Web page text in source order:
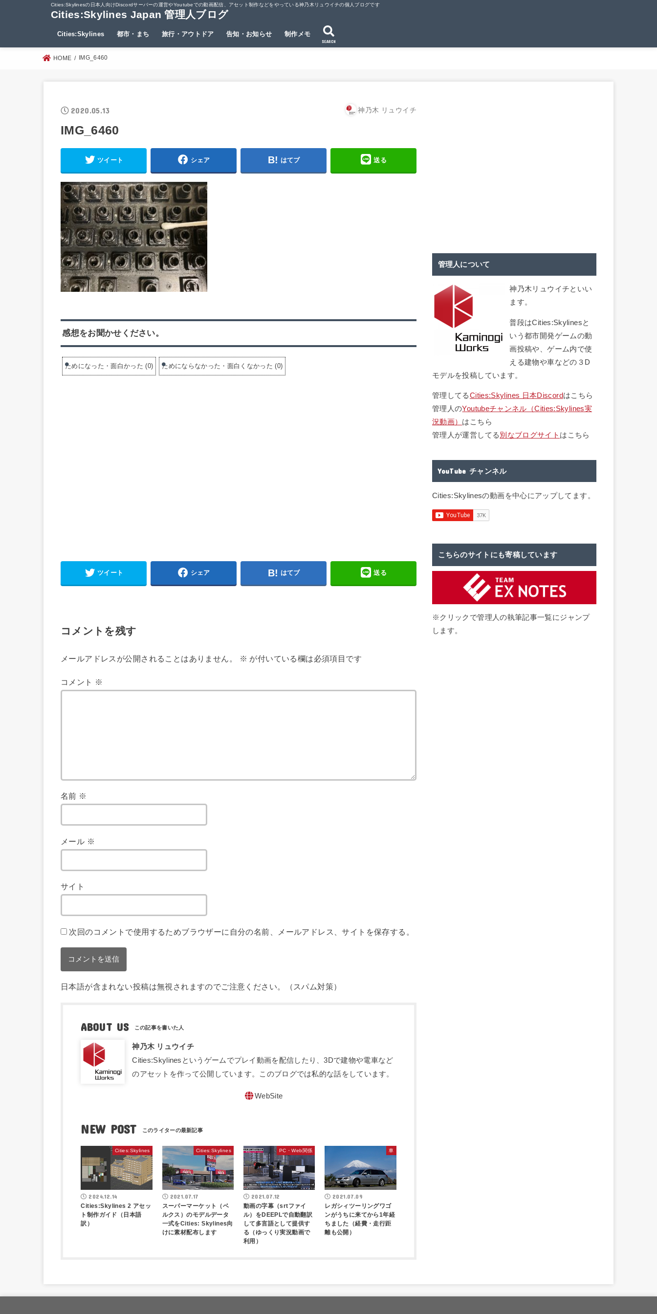
Cities:Skylinesの日本人向けDiscordサーバーの運営やYoutubeでの動画配信、アセット制作などをやっている神乃木リュウイチの個人ブログです
Cities:Skylines Japan 管理人ブログ
Cities:Skylines 都市・まち 旅行・アウトドア 告知・お知らせ 制作メモ
SEARCH
HOME IMG_6460
2020.05.13 神乃木 リュウイチ
IMG_6460
ツイート シェア はてブ 送る
感想をお聞かせください。
ためになった・面白かった (0) ためにならなかった・面白くなかった (0)
ツイート シェア はてブ 送る
コメントを残す
メールアドレスが公開されることはありません。 ※ が付いている欄は必須項目です
コメント ※
名前 ※
メール ※
サイト
次回のコメントで使用するためブラウザーに自分の名前、メールアドレス、サイトを保存する。
日本語が含まれない投稿は無視されますのでご注意ください。（スパム対策）
ABOUT US
神乃木 リュウイチ
Cities:Skylinesというゲームでプレイ動画を配信したり、3Dで建物や電車など
のアセットを作って公開しています。このブログでは私的な話をしています。
WebSite
NEW POST
Cities:Skylines
2024.12.14
Cities:Skylines 2 アセッ
ト制作ガイド（日本語
訳）
Cities:Skylines
2021.07.17
スーパーマーケット（ベ
ルクス）のモデルデータ
一式をCities: Skylines向
けに素材配布します
PC・Web関係
2021.07.12
動画の字幕（srtファイ
ル）をDEEPLで自動翻訳
して多言語として提供す
る（ゆっくり実況動画で
利用）
車
2021.07.09
レガシィツーリングワゴ
ンがうちに来てから1年経
ちました（経費・走行距
離も公開）
管理人について
神乃木リュウイチといい
ます。
普段はCities:Skylinesと
いう都市開発ゲームの動
画投稿や、ゲーム内で使
える建物や車などの３D
モデルを投稿しています。
管理してるCities:Skylines 日本Discordはこちら
管理人のYoutubeチャンネル（Cities:Skylines実
況動画） はこちら
管理人が運営してる別なブログサイト はこちら
YouTube チャンネル
Cities:Skylinesの動画を中心にアップしてます。
こちらのサイトにも寄稿しています
※クリックで管理人の執筆記事一覧にジャンプ
します。